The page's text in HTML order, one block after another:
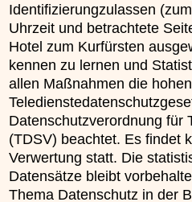
Identifizierungzulassen
Uhrzeit und betrachtete
Hotel zum Kurfürsten
kennen zu lernen und
allen Maßnahmen die
Datenschutzverordnung für
(TDSV) beachtet. Es findet
Verwertung statt. Die
Datensätze bleibt
Thema Datenschutz in der